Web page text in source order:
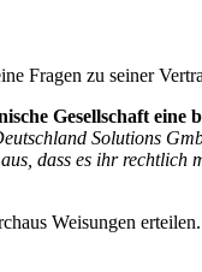
Fragen zu seiner
Gesellschaft
Solutions
dass es ihr rechtlich
Weisungen